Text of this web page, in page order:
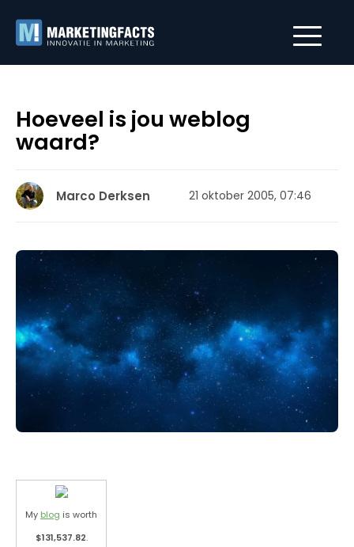
Hoeveel is jou weblog
waard?
Marco Derksen 21 oktober 2005, 07:46
My blog is worth
$131,537.82.